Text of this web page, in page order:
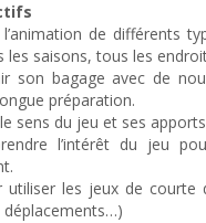
l’animation de différents
les saisons, tous les
son bagage avec de
préparation.
sens du jeu et ses
l’intérêt du jeu
utiliser les jeux de
déplacements…)